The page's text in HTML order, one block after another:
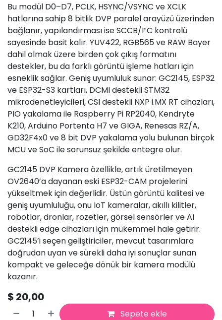
Bu modül D0–D7, PCLK, HSYNC/VSYNC ve XCLK
hatlarına sahip 8 bitlik DVP paralel arayüzü üzerinden
bağlanır, yapılandırması ise SCCB/I²C kontrolü
sayesinde basit kalır. YUV422, RGB565 ve RAW Bayer
dahil olmak üzere birden çok çıkış formatını
destekler, bu da farklı görüntü işleme hatları için
esneklik sağlar. Geniş uyumluluk sunar: GC2145, ESP32
ve ESP32-S3 kartları, DCMI destekli STM32
mikrodenetleyicileri, CSI destekli NXP i.MX RT cihazları,
PIO yakalama ile Raspberry Pi RP2040, Kendryte
K210, Arduino Portenta H7 ve GIGA, Renesas RZ/A,
GD32F4x0 ve 8 bit DVP yakalama yolu bulunan birçok
MCU ve SoC ile sorunsuz şekilde entegre olur.
GC2145 DVP Kamera özellikle, artık üretilmeyen
OV2640’a dayanan eski ESP32-CAM projelerini
yükseltmek için değerlidir. Üstün görüntü kalitesi ve
geniş uyumluluğu, onu IoT kameralar, akıllı kilitler,
robotlar, dronlar, rozetler, görsel sensörler ve AI
destekli edge cihazları için mükemmel hale getirir.
GC2145’i seçen geliştiriciler, mevcut tasarımlara
doğrudan uyan ve sürekli daha iyi sonuçlar sunan
kompakt ve geleceğe dönük bir kamera modülü
kazanır.
$ 20,00
Sepete ekle